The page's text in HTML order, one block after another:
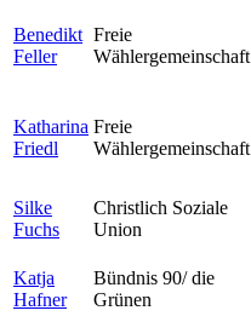
Benedikt
Feller
Freie
Wählergemeinschaft
Katharina
Friedl
Freie
Wählergemeinschaft
Silke
Fuchs
Christlich Soziale
Union
Katja
Hafner
Bündnis 90/ die
Grünen